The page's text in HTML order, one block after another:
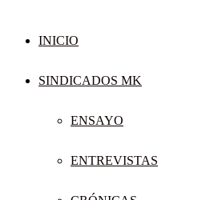
INICIO
SINDICADOS MK
ENSAYO
ENTREVISTAS